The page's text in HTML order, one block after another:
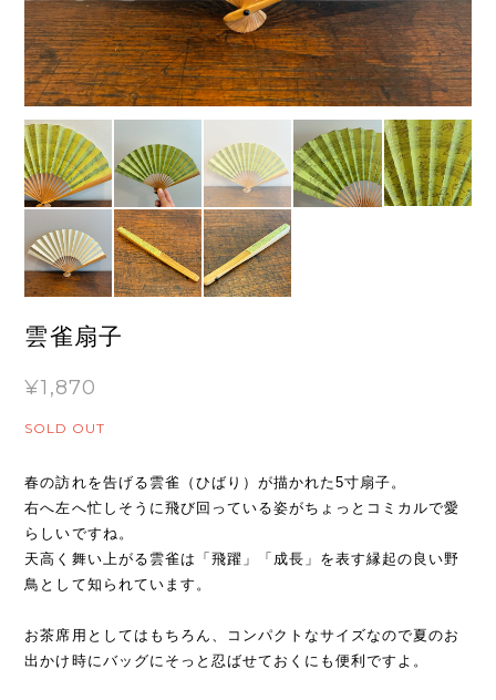
雲雀扇子
¥1,870
SOLD OUT
​​​​​春の訪れを告げる雲雀（ひばり）が描かれた5寸扇子。
右へ左へ忙しそうに飛び回っている姿がちょっとコミカルで愛
らしいですね。
天高く舞い上がる雲雀は「飛躍」「成長」を表す縁起の良い野
鳥として知られています。
お茶席用としてはもちろん、コンパクトなサイズなので夏のお
出かけ時にバッグにそっと忍ばせておくにも便利ですよ。